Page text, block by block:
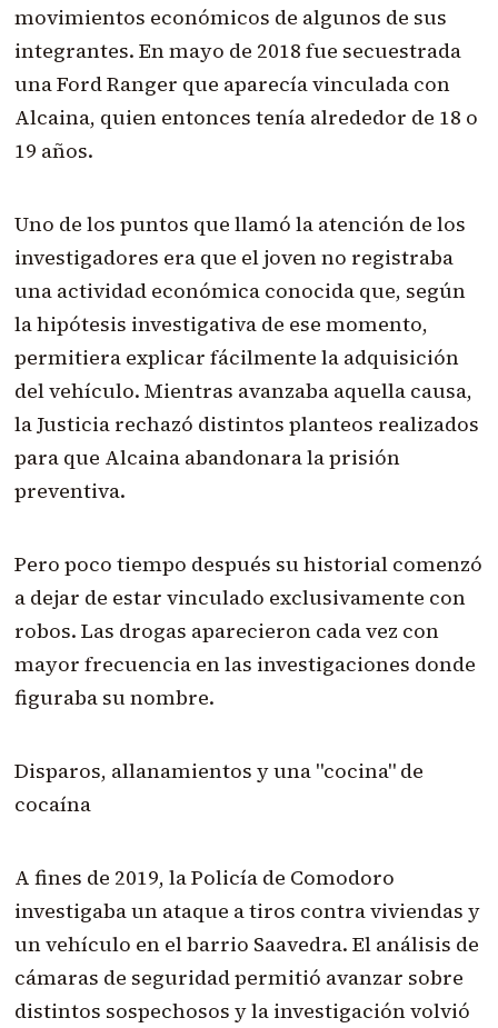
movimientos económicos de algunos de sus
integrantes. En mayo de 2018 fue secuestrada
una Ford Ranger que aparecía vinculada con
Alcaina, quien entonces tenía alrededor de 18 o
19 años.
Uno de los puntos que llamó la atención de los
investigadores era que el joven no registraba
una actividad económica conocida que, según
la hipótesis investigativa de ese momento,
permitiera explicar fácilmente la adquisición
del vehículo. Mientras avanzaba aquella causa,
la Justicia rechazó distintos planteos realizados
para que Alcaina abandonara la prisión
preventiva.
Pero poco tiempo después su historial comenzó
a dejar de estar vinculado exclusivamente con
robos. Las drogas aparecieron cada vez con
mayor frecuencia en las investigaciones donde
figuraba su nombre.
Disparos, allanamientos y una "cocina" de
cocaína
A fines de 2019, la Policía de Comodoro
investigaba un ataque a tiros contra viviendas y
un vehículo en el barrio Saavedra. El análisis de
cámaras de seguridad permitió avanzar sobre
distintos sospechosos y la investigación volvió